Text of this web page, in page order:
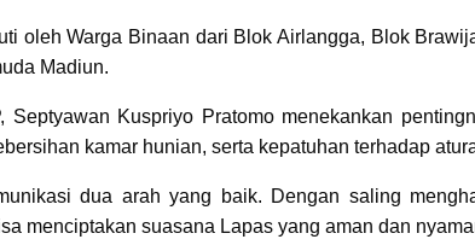
oleh Warga Binaan dari Blok Airlangga, Blok
Madiun.
Septyawan Kuspriyo Pratomo menekankan
kamar hunian, serta kepatuhan terhadap
dua arah yang baik. Dengan saling
menciptakan suasana Lapas yang aman dan